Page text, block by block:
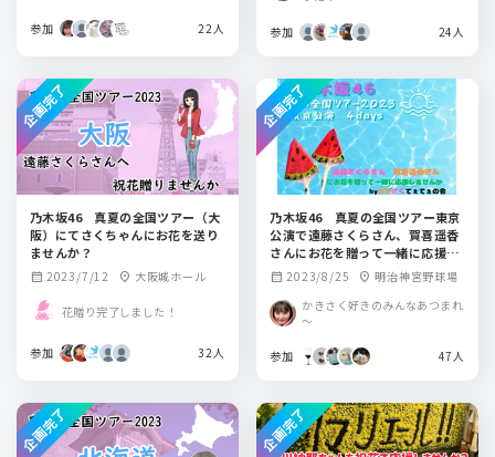
参加 22人 参加 24人
乃木坂46 真夏の全国ツアー（大
阪）にてさくちゃんにお花を送り
ませんか？
calendar_month 2023/7/12 location_on 大阪城ホール
花贈り完了しました！
参加 32人
企画完了
乃木坂46 真夏の全国ツアー東京
公演で遠藤さくらさん、賀喜遥香
さんにお花を贈って一緒に応援し
ませんか？
calendar_month 2023/8/25 location_on 明治神宮野球場
かきさく好きのみんなあつまれ
～
参加 47人
企画完了
企画完了 企画完了